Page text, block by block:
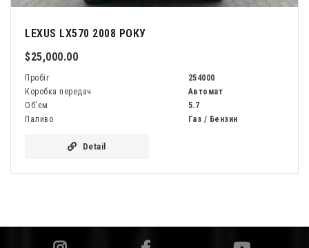
LEXUS LX570 2008 РОКУ
$25,000.00
Пробіг
254000
Коробка передач
Автомат
Об'єм
5.7
Паливо
Газ / Бензин
Detail